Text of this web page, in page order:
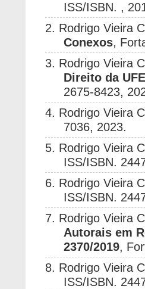
ISS/ISBN. ,
2. Rodrigo Vieira
Conexos,
3. Rodrigo Vieira
Direito da
2675-8423,
4. Rodrigo Vieira
7036, 2023.
5. Rodrigo Vieira
ISS/ISBN.
6. Rodrigo Vieira
ISS/ISBN.
7. Rodrigo Vieira
Autorais em
2370/2019,
8. Rodrigo Vieira
ISS/ISBN.